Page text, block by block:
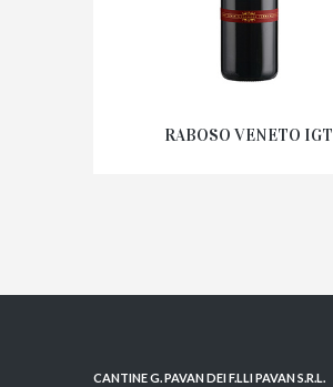
RABOSO VENETO IGT
CANTINE G. PAVAN DEI F.LLI PAVAN S.R.L.